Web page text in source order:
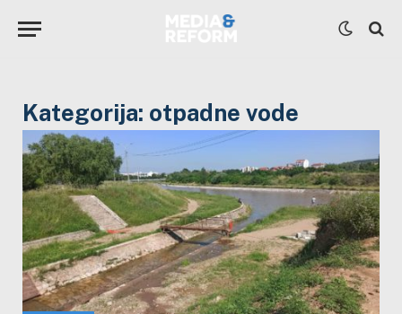
Kategorija: otpadne vode